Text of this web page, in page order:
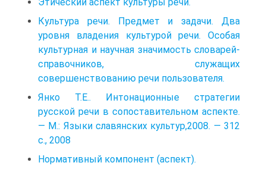
Культура речи. Предмет и задачи. Два
уровня владения культурой речи. Особая
культурная и научная значимость словарей-
справочников, служащих
совершенствованию речи пользователя.
Янко Т.Е.. Интонационные стратегии
русской речи в сопоставительном аспекте.
— М.: Языки славянских культур,2008. — 312
с., 2008
Нормативный компонент (аспект).